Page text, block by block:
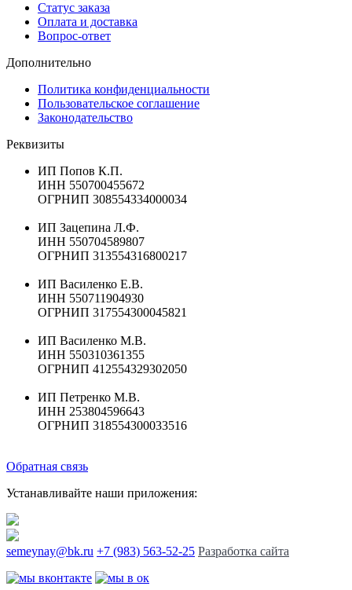
Статус заказа
Оплата и доставка
Вопрос-ответ
Дополнительно
Политика конфиденциальности
Пользовательское соглашение
Законодательство
Реквизиты
ИП Попов К.П.
ИНН 550700455672
ОГРНИП 308554334000034
ИП Зацепина Л.Ф.
ИНН 550704589807
ОГРНИП 313554316800217
ИП Василенко Е.В.
ИНН 550711904930
ОГРНИП 317554300045821
ИП Василенко М.В.
ИНН 550310361355
ОГРНИП 412554329302050
ИП Петренко М.В.
ИНН 253804596643
ОГРНИП 318554300033516
Обратная связь
Устанавливайте наши приложения:
semeynay@bk.ru +7 (983) 563-52-25 Разработка сайта